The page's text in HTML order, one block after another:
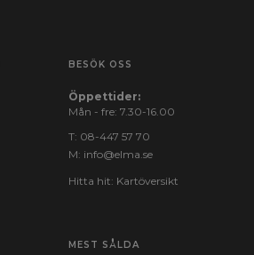
BESÖK OSS
Öppettider:
Mån - fre: 7.30-16.00
T: 08-447 57 70
M: info@elma.se
Hitta hit: Kartöversikt
MEST SÅLDA